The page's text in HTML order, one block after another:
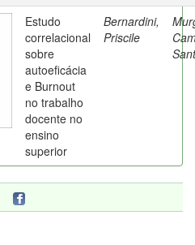
Estudo
correlacional
sobre
autoeficácia
e Burnout
no trabalho
docente no
ensino
superior
Bernardini,
Priscile